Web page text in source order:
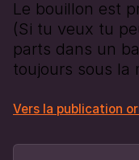
Le bouillon est
(Si tu veux tu
parts dans un
toujours sous la
Vers la publication